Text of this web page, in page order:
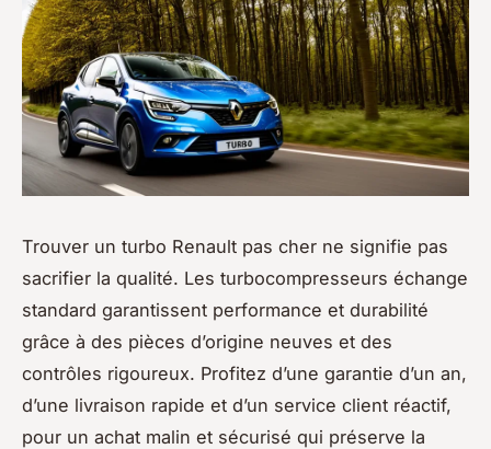
Trouver un turbo Renault pas cher ne signifie pas
sacrifier la qualité. Les turbocompresseurs échange
standard garantissent performance et durabilité
grâce à des pièces d’origine neuves et des
contrôles rigoureux. Profitez d’une garantie d’un an,
d’une livraison rapide et d’un service client réactif,
pour un achat malin et sécurisé qui préserve la